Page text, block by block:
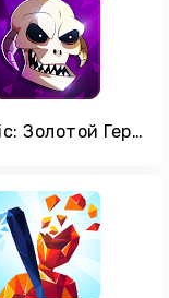
Barbaric: Золотой Герой